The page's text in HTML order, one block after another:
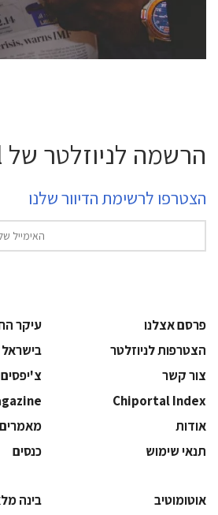
לחץ לפרטים
הרשמה לניוזלטר של ChiPortal
הצטרפו לרשימת הדיוור שלנו
פרסם אצלנו
עיקר
הצטרפות לניוזלטר
בישראל
צור קשר
צ'יפסים
Chiportal Index
אודות
תנאי שימוש
כנסים
אוטומוטיב
בינה